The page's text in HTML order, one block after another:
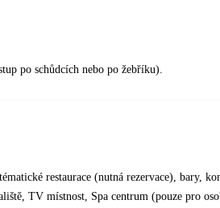
po schůdcích nebo po žebříku).
restaurace (nutná rezervace), bary,
TV místnost, Spa centrum (pouze pro